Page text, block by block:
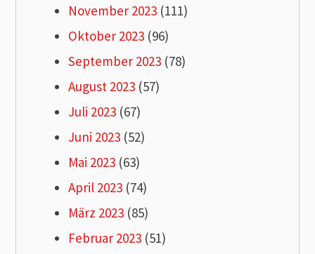
November 2023 (111)
Oktober 2023 (96)
September 2023 (78)
August 2023 (57)
Juli 2023 (67)
Juni 2023 (52)
Mai 2023 (63)
April 2023 (74)
März 2023 (85)
Februar 2023 (51)